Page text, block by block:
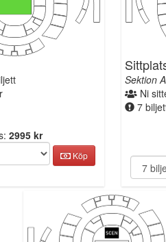
2995 kr
Köp
Sektion
Ni
7